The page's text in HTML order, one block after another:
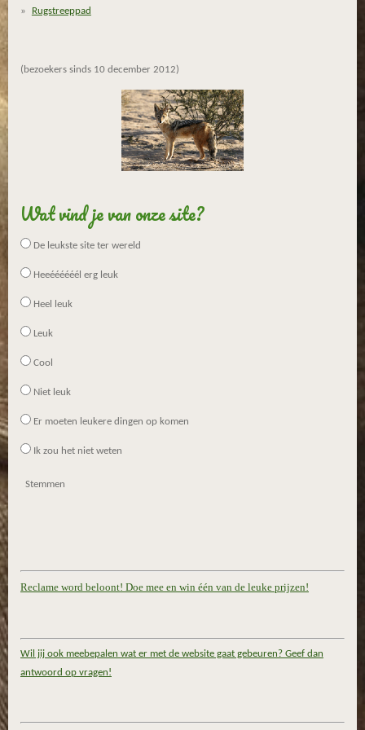
Rugstreeppad
(bezoekers sinds 10 december 2012)
Wat vind je van onze site?
De leukste site ter wereld
Heeéééééél erg leuk
Heel leuk
Leuk
Cool
Niet leuk
Er moeten leukere dingen op komen
Ik zou het niet weten
Stemmen
Reclame word beloont! Doe mee en win één van de leuke prijzen!
Wil jij ook meebepalen wat er met de website gaat gebeuren? Geef dan
antwoord op vragen!